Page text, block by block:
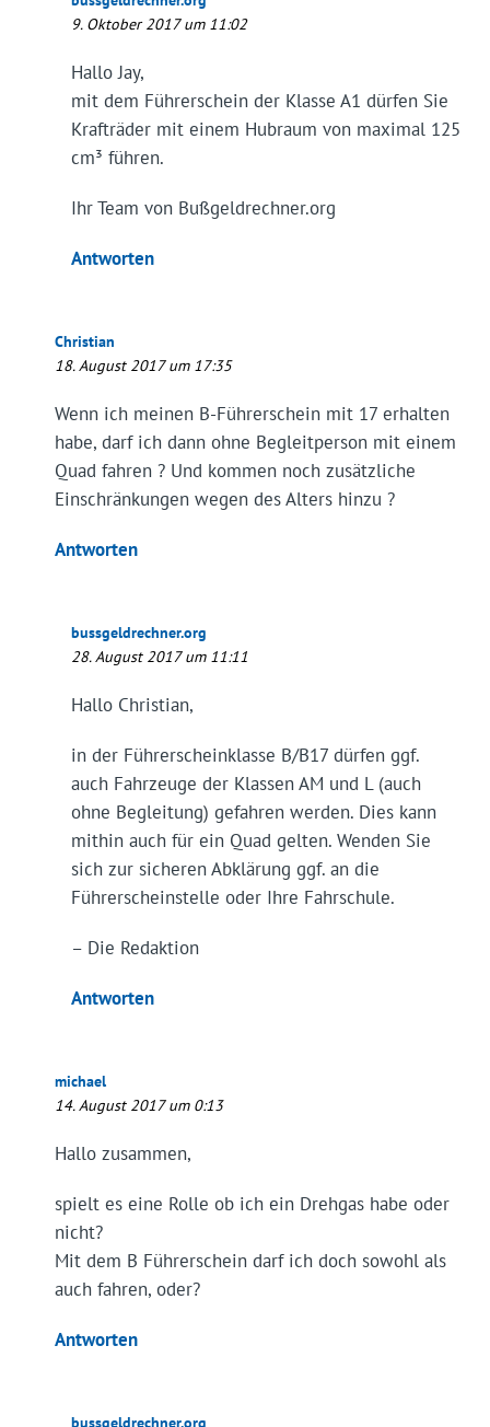
9. Oktober 2017 um 11:02
Hallo Jay,
mit dem Führerschein der Klasse A1 dürfen Sie
Krafträder mit einem Hubraum von maximal 125
cm³ führen.
Ihr Team von Bußgeldrechner.org
Antworten
Christian
18. August 2017 um 17:35
Wenn ich meinen B-Führerschein mit 17 erhalten
habe, darf ich dann ohne Begleitperson mit einem
Quad fahren ? Und kommen noch zusätzliche
Einschränkungen wegen des Alters hinzu ?
Antworten
bussgeldrechner.org
28. August 2017 um 11:11
Hallo Christian,
in der Führerscheinklasse B/B17 dürfen ggf.
auch Fahrzeuge der Klassen AM und L (auch
ohne Begleitung) gefahren werden. Dies kann
mithin auch für ein Quad gelten. Wenden Sie
sich zur sicheren Abklärung ggf. an die
Führerscheinstelle oder Ihre Fahrschule.
– Die Redaktion
Antworten
michael
14. August 2017 um 0:13
Hallo zusammen,
spielt es eine Rolle ob ich ein Drehgas habe oder
nicht?
Mit dem B Führerschein darf ich doch sowohl als
auch fahren, oder?
Antworten
bussgeldrechner.org